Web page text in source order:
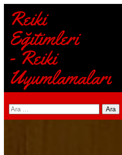
Reiki
Eğitimleri
- Reiki
Uyumlamaları
Arama: